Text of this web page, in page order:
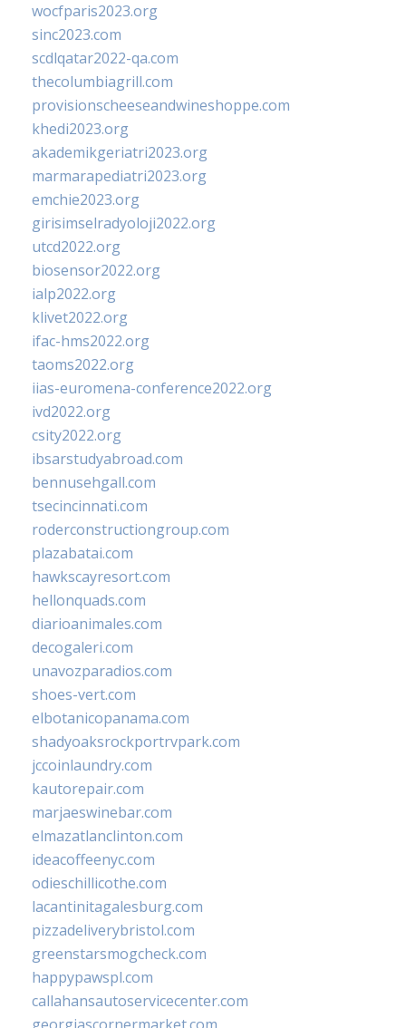
wocfparis2023.org
sinc2023.com
scdlqatar2022-qa.com
thecolumbiagrill.com
provisionscheeseandwineshoppe.com
khedi2023.org
akademikgeriatri2023.org
marmarapediatri2023.org
emchie2023.org
girisimselradyoloji2022.org
utcd2022.org
biosensor2022.org
ialp2022.org
klivet2022.org
ifac-hms2022.org
taoms2022.org
iias-euromena-conference2022.org
ivd2022.org
csity2022.org
ibsarstudyabroad.com
bennusehgall.com
tsecincinnati.com
roderconstructiongroup.com
plazabatai.com
hawkscayresort.com
hellonquads.com
diarioanimales.com
decogaleri.com
unavozparadios.com
shoes-vert.com
elbotanicopanama.com
shadyoaksrockportrvpark.com
jccoinlaundry.com
kautorepair.com
marjaeswinebar.com
elmazatlanclinton.com
ideacoffeenyc.com
odieschillicothe.com
lacantinitagalesburg.com
pizzadeliverybristol.com
greenstarsmogcheck.com
happypawspl.com
callahansautoservicecenter.com